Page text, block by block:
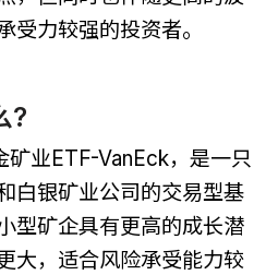
受力较强的投资者。
?
矿业ETF-VanEck，是一只
白银矿业公司的交易型基
型矿企具有更高的成长潜
大，适合风险承受能力较